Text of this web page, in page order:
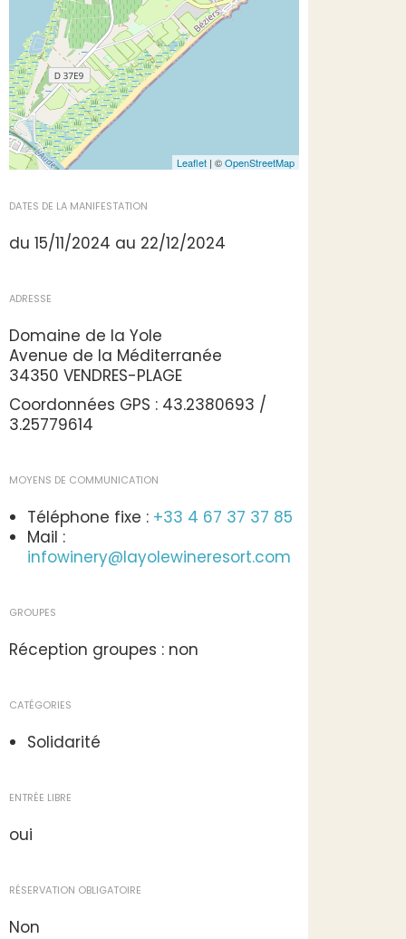
Leaflet | ©OpenStreetMap
DATES DE LA MANIFESTATION
du 15/11/2024 au 22/12/2024
ADRESSE
Domaine de la Yole
Avenue de la Méditerranée
34350 VENDRES-PLAGE
Coordonnées GPS : 43.2380693 /
3.25779614
MOYENS DE COMMUNICATION
Téléphone fixe : +33 4 67 37 37 85
Mail :
infowinery@layolewineresort.com
GROUPES
Réception groupes : non
CATÉGORIES
Solidarité
ENTRÉE LIBRE
oui
RÉSERVATION OBLIGATOIRE
Non